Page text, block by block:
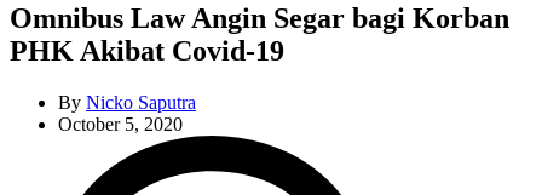
Omnibus Law Angin Segar bagi Korban
PHK Akibat Covid-19
By Nicko Saputra
October 5, 2020